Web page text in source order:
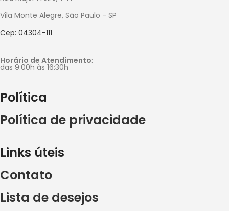
Vila Monte Alegre, São Paulo - SP
Cep: 04304-111
Horário de Atendimento:
das 9:00h às 16:30h
Política
Política de privacidade
Links úteis
Contato
Lista de desejos